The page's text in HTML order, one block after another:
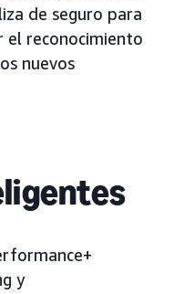
de seguro para
el reconocimiento
nuevos
y